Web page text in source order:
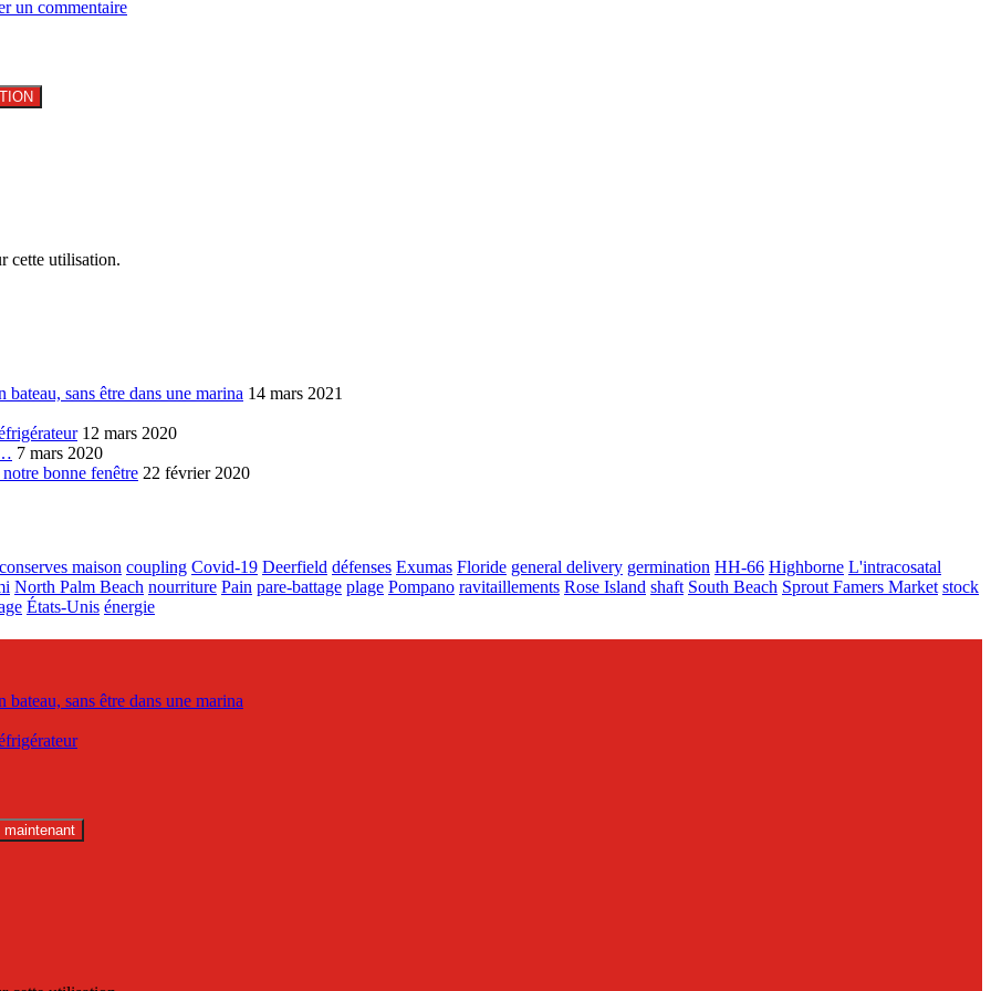
un commentaire
cette utilisation.
sans être dans une marina 14 mars 2021
12 mars 2020
7 mars 2020
bonne fenêtre 22 février 2020
conserves maison coupling Covid-19 Deerfield défenses Exumas Floride general delivery germination HH-66 Highborne L'intracosatal
North Palm Beach nourriture Pain pare-battage plage Pompano ravitaillements Rose Island shaft South Beach Sprout Famers Market stock
États-Unis énergie
sans être dans une marina